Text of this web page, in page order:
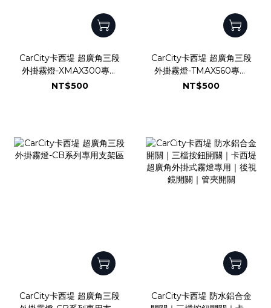
CarCity卡西堤 超廣角三段
外掛霧燈-XMAX300專用
支架區
NT$500
CarCity卡西堤 超廣角三段
外掛霧燈-TMAX560專用
支架區
NT$500
CarCity卡西堤 超廣角三段
CarCity卡西堤 防水鋁合金